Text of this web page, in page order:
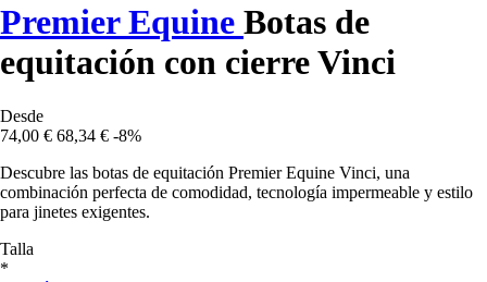
Premier Equine Botas de
equitación con cierre Vinci
Desde
74,00 € 68,34 € -8%
Descubre las botas de equitación Premier Equine Vinci, una
combinación perfecta de comodidad, tecnología impermeable y estilo
para jinetes exigentes.
Talla
*